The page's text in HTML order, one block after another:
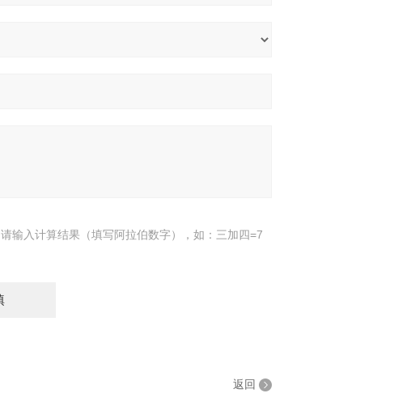
请输入计算结果（填写阿拉伯数字），如：三加四=7
返回